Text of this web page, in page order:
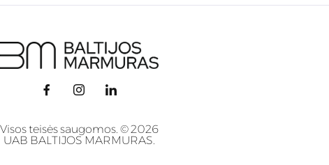
Visos teisės saugomos. © 2026
UAB BALTIJOS MARMURAS.